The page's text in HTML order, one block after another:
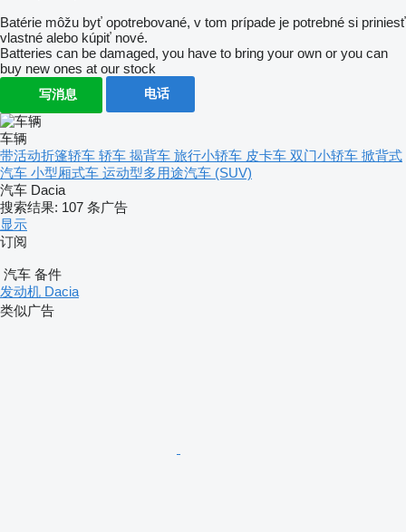
Batérie môžu byť opotrebované, v tom prípade je potrebné si priniesť
vlastné alebo kúpiť nové.
Batteries can be damaged, you have to bring your own or you can
buy new ones at our stock
写消息 电话
车辆
带活动折篷轿车 轿车 揭背车 旅行小轿车 皮卡车 双门小轿车 掀背式
汽车 小型厢式车 运动型多用途汽车 (SUV)
汽车 Dacia
搜索结果: 107 条广告
显示
订阅
汽车 备件
发动机 Dacia
类似广告